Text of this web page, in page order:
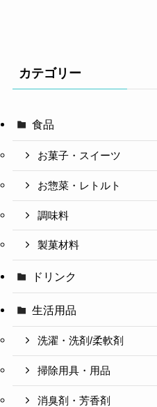
カテゴリー
食品
お菓子・スイーツ
お惣菜・レトルト
調味料
製菓材料
ドリンク
生活用品
洗濯・洗剤/柔軟剤
掃除用具・用品
消臭剤・芳香剤